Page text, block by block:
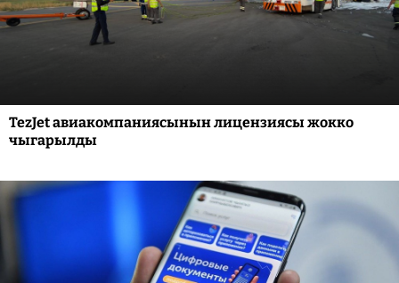
TezJet авиакомпаниясынын лицензиясы жокко
чыгарылды